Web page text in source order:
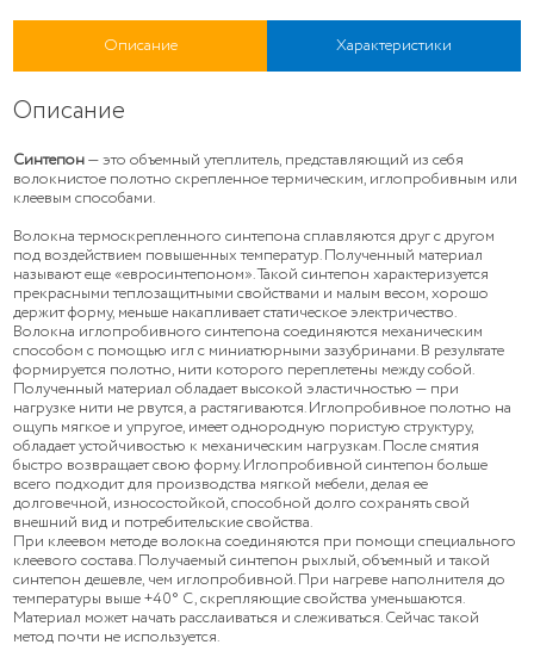
Описание Характеристики
Описание
Синтепон— это объемный утеплитель, представляющий из себя
волокнистое полотно скрепленное термическим, иглопробивным или
клеевым способами.
Волокна термоскрепленного синтепона сплавляются друг с другом
под воздействием повышенных температур. Полученный материал
называют еще «евросинтепоном». Такой синтепон характеризуется
прекрасными теплозащитными свойствами и малым весом, хорошо
держит форму, меньше накапливает статическое электричество.
Волокна иглопробивного синтепона соединяются механическим
способом с помощью игл с миниатюрными зазубринами. В результате
формируется полотно, нити которого переплетены между собой.
Полученный материал обладает высокой эластичностью — при
нагрузке нити не рвутся, а растягиваются. Иглопробивное полотно на
ощупь мягкое и упругое, имеет однородную пористую структуру,
обладает устойчивостью к механическим нагрузкам. После смятия
быстро возвращает свою форму. Иглопробивной синтепон больше
всего подходит для производства мягкой мебели, делая ее
долговечной, износостойкой, способной долго сохранять свой
внешний вид и потребительские свойства.
При клеевом методе волокна соединяются при помощи специального
клеевого состава. Получаемый синтепон рыхлый, объемный и такой
синтепон дешевле, чем иглопробивной. При нагреве наполнителя до
температуры выше +40° C, скрепляющие свойства уменьшаются.
Материал может начать расслаиваться и слеживаться. Сейчас такой
метод почти не используется.